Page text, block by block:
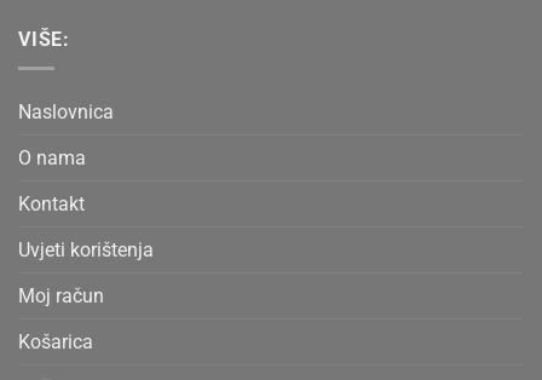
VIŠE:
Naslovnica
O nama
Kontakt
Uvjeti korištenja
Moj račun
Košarica